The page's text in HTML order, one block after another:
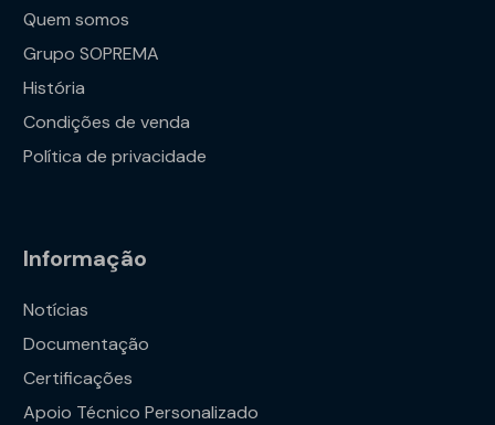
Quem somos
Grupo SOPREMA
História
Condições de venda
Política de privacidade
Informação
Notícias
Documentação
Certificações
Apoio Técnico Personalizado